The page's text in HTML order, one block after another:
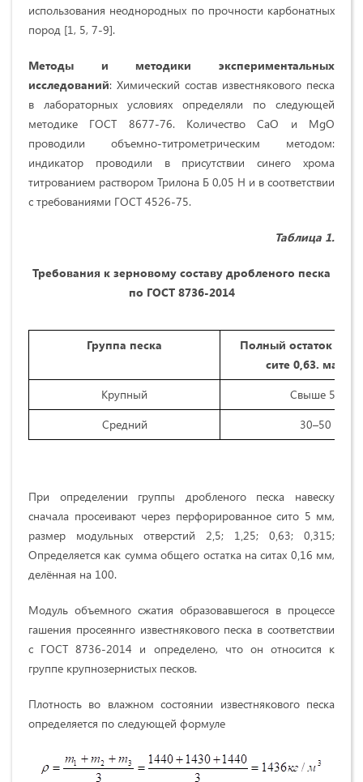
использования неоднородных по прочности карбонатных
пород [1, 5, 7-9].
Методы и методики экспериментальных
исследований: Химический состав известнякового песка
в лабораторных условиях определяли по следующей
методике ГОСТ 8677-76. Количество СаО и MgO
проводили объемно-титрометрическим методом:
индикатор проводили в присутствии синего хрома
титрованием раствором Трилона Б 0,05 Н и в соответствии
с требованиями ГОСТ 4526-75.
Таблица 1.
Требования к зерновому составу дробленого песка
по ГОСТ 8736-2014
Группа песка
Полный остаток по
сите 0,63. масс.
Крупный
Свыше 50
Средний
30–50
При определении группы дробленого песка навеску
сначала просеивают через перфорированное сито 5 мм,
размер модульных отверстий 2‚5; 1‚25; 0‚63; 0‚315;
Определяется как сумма общего остатка на ситах 0‚16 мм,
делённая на 100.
Модуль объемного сжатия образовавшегося в процессе
гашения просеяннго известнякового песка в соответствии
с ГОСТ 8736-2014 и определено, что он относится к
группе крупнозернистых песков.
Плотность во влажном состоянии известнякового песка
определяется по следующей формуле